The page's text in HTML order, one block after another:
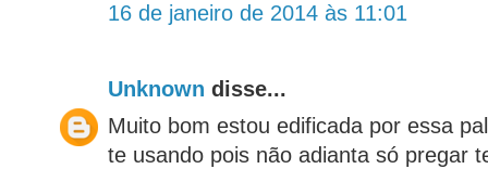
16 de janeiro de 2014 às 11:01
Unknown disse...
Muito bom estou edificada por essa
te usando pois não adianta só pregar